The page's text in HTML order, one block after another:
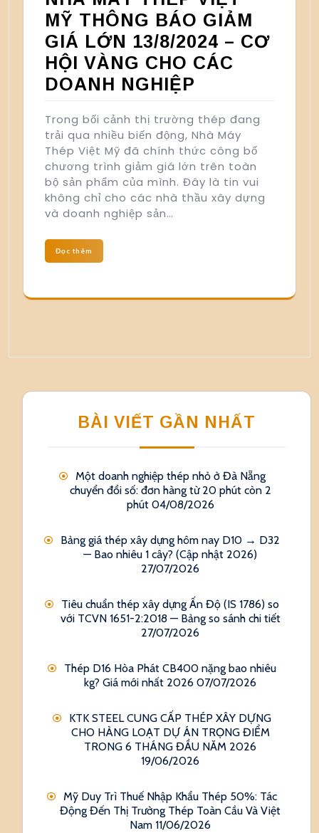
MỸ THÔNG BÁO GIẢM
GIÁ LỚN 13/8/2024 – CƠ
HỘI VÀNG CHO CÁC
DOANH NGHIỆP
Trong bối cảnh thị trường thép đang
trải qua nhiều biến động, Nhà Máy
Thép Việt Mỹ đã chính thức công bố
chương trình giảm giá lớn trên toàn
bộ sản phẩm của mình. Đây là tin vui
không chỉ cho các nhà thầu xây dựng
và doanh nghiệp sản…
Đọc thêm
BÀI VIẾT GẦN NHẤT
Một doanh nghiệp thép nhỏ ở Đà Nẵng
chuyển đổi số: đơn hàng từ 20 phút còn 2
phút 04/08/2026
Bảng giá thép xây dựng hôm nay D10 → D32
— Bao nhiêu 1 cây? (Cập nhật 2026)
27/07/2026
Tiêu chuẩn thép xây dựng Ấn Độ (IS 1786) so
với TCVN 1651-2:2018 — Bảng so sánh chi tiết
27/07/2026
Thép D16 Hòa Phát CB400 nặng bao nhiêu
kg? Giá mới nhất 2026 07/07/2026
KTK STEEL CUNG CẤP THÉP XÂY DỰNG
CHO HÀNG LOẠT DỰ ÁN TRỌNG ĐIỂM
TRONG 6 THÁNG ĐẦU NĂM 2026
19/06/2026
Mỹ Duy Trì Thuế Nhập Khẩu Thép 50%: Tác
Động Đến Thị Trường Thép Toàn Cầu Và Việt
Nam 11/06/2026